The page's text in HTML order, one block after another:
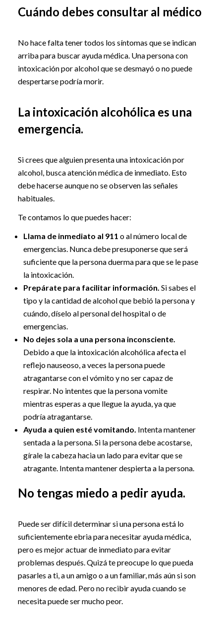
Cuándo debes consultar al médico
No hace falta tener todos los síntomas que se indican
arriba para buscar ayuda médica. Una persona con
intoxicación por alcohol que se desmayó o no puede
despertarse podría morir.
La intoxicación alcohólica es una
emergencia.
Si crees que alguien presenta una intoxicación por
alcohol, busca atención médica de inmediato. Esto
debe hacerse aunque no se observen las señales
habituales.
Te contamos lo que puedes hacer:
Llama de inmediato al 911 o al número local de
emergencias. Nunca debe presuponerse que será
suficiente que la persona duerma para que se le pase
la intoxicación.
Prepárate para facilitar información. Si sabes el
tipo y la cantidad de alcohol que bebió la persona y
cuándo, díselo al personal del hospital o de
emergencias.
No dejes sola a una persona inconsciente.
Debido a que la intoxicación alcohólica afecta el
reflejo nauseoso, a veces la persona puede
atragantarse con el vómito y no ser capaz de
respirar. No intentes que la persona vomite
mientras esperas a que llegue la ayuda, ya que
podría atragantarse.
Ayuda a quien esté vomitando. Intenta mantener
sentada a la persona. Si la persona debe acostarse,
gírale la cabeza hacia un lado para evitar que se
atragante. Intenta mantener despierta a la persona.
No tengas miedo a pedir ayuda.
Puede ser difícil determinar si una persona está lo
suficientemente ebria para necesitar ayuda médica,
pero es mejor actuar de inmediato para evitar
problemas después. Quizá te preocupe lo que pueda
pasarles a ti, a un amigo o a un familiar, más aún si son
menores de edad. Pero no recibir ayuda cuando se
necesita puede ser mucho peor.